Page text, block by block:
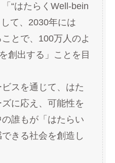
“はたらくWell-bein
て、2030年には
とで、100万人のよ
創出する」ことを目
スを通じて、はた
に応え、可能性を
誰もが「はたらい
きる社会を創造し